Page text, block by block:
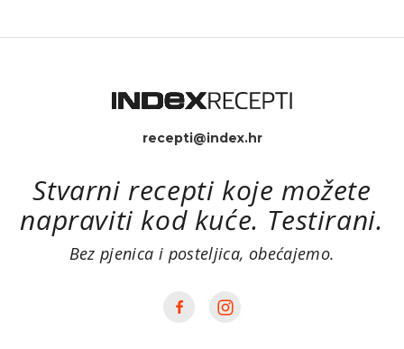
recepti@index.hr
Stvarni recepti koje možete
napraviti kod kuće. Testirani.
Bez pjenica i posteljica, obećajemo.